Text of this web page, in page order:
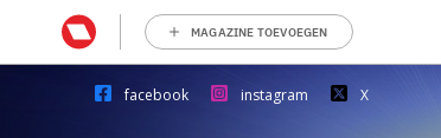
MAGAZINE TOEVOEGEN
facebook instagram X